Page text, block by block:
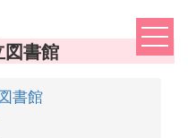
図書館
書館